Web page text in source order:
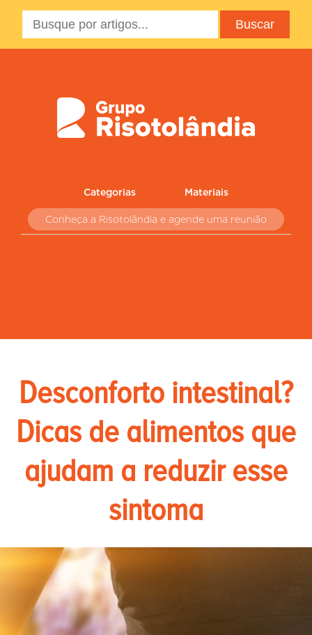
Categorias Materiais
Conheça a Risotolândia e agende uma reunião
Desconforto intestinal?
Dicas de alimentos que
ajudam a reduzir esse
sintoma